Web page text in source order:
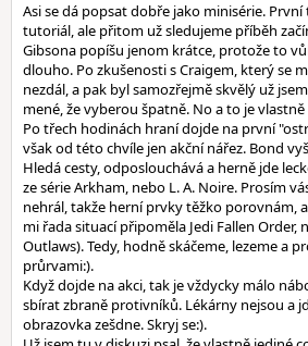
Asi se dá popsat dobře jako minisérie.
tutoriál, ale přitom už sledujeme příběh
Gibsona popíšu jenom krátce, protože to
dlouho. Po zkušenosti s Craigem, který se
nezdál, a pak byl samozřejmě skvělý už
mené, že vyberou špatně. No a to je vlastně
Po třech hodinách hraní dojde na první
však od této chvíle jen akční nářez. Bond
Hledá cesty, odposlouchává a herně jde
ze série Arkham, nebo L. A. Noire. Prosím
nehrál, takže herní prvky těžko porovnám,
mi řada situací připoměla Jedi Fallen Order,
Outlaws). Tedy, hodně skáčeme, lezeme a
průrvami:).
Když dojde na akci, tak je vždycky málo
sbírat zbraně protivníků. Lékárny nejsou a
obrazovka zešdne. Skryj se:).